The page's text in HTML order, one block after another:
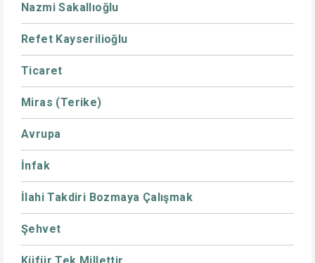
Nazmi Sakallıoğlu
Refet Kayserilioğlu
Ticaret
Miras (Terike)
Avrupa
İnfak
İlahi Takdiri Bozmaya Çalışmak
Şehvet